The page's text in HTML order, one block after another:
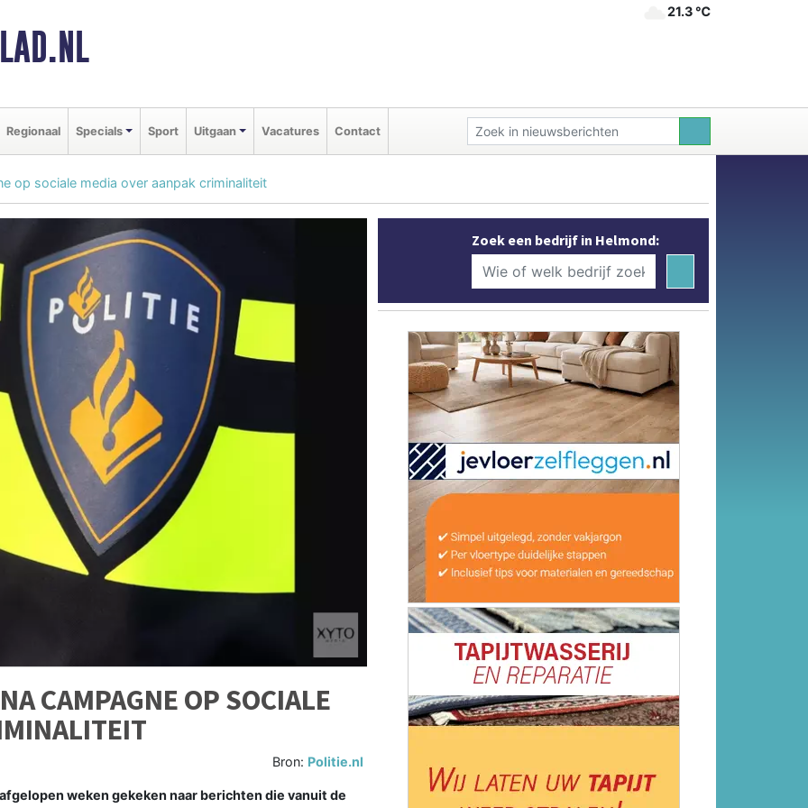
21.3 ℃
Regionaal Specials Sport Uitgaan Vacatures Contact
op sociale media over aanpak criminaliteit
CAMPAGNE OP SOCIALE
Bron: Politie.nl
weken gekeken naar berichten die vanuit de
Zoek een bedrijf in Helmond: